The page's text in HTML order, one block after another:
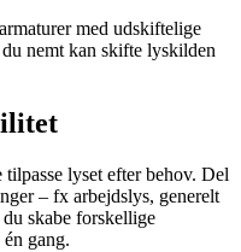
med udskiftelige
nemt kan skifte lyskilden
lyset efter behov. Del
– fx arbejdslys, generelt
skabe forskellige
gang.